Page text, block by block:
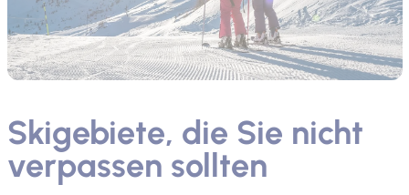
Skigebiete, die Sie nicht
verpassen sollten